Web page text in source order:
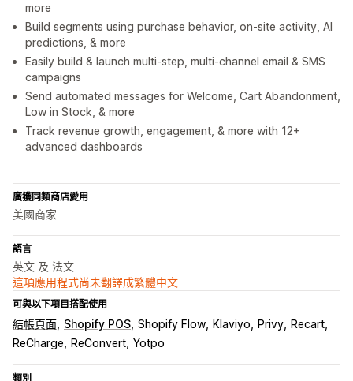
more
Build segments using purchase behavior, on-site activity, AI
predictions, & more
Easily build & launch multi-step, multi-channel email & SMS
campaigns
Send automated messages for Welcome, Cart Abandonment,
Low in Stock, & more
Track revenue growth, engagement, & more with 12+
advanced dashboards
廣獲同類商店愛用
美國商家
語言
英文 及 法文
這項應用程式尚未翻譯成繁體中文
可與以下項目搭配使用
結帳頁面 Shopify POS Shopify Flow Klaviyo Privy
Recart
ReCharge
ReConvert Yotpo
類別